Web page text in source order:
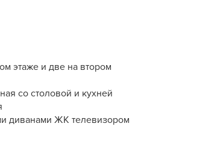
этаже и две на втором
со столовой и кухней
диванами ЖК телевизором